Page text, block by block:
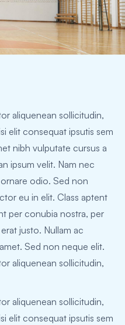
aliquenean sollicitudin,
elit consequat ipsutis sem
nibh vulputate cursus a
ipsum velit. Nam nec
odio. Sed non
eu in elit. Class aptent
per conubia nostra, per
justo. Nullam ac
Sed non neque elit.
aliquenean sollicitudin,
aliquenean sollicitudin,
elit consequat ipsutis sem